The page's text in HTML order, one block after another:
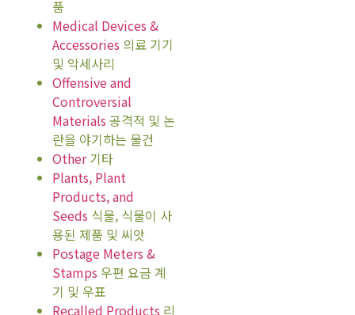
품
Medical Devices &
Accessories 의료 기기
및 악세사리
Offensive and
Controversial
Materials 공격적 및 논
란을 야기하는 물건
Other기타
Plants, Plant
Products, and
Seeds 식물, 식물이 사
용된 제품 및 씨앗
Postage Meters &
Stamps 우편 요금 계
기 및 우표
Recalled Products 리